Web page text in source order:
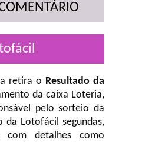
retira o Resultado da
da caixa Loteria,
pelo sorteio da
da Lotofácil segundas,
com detalhes como